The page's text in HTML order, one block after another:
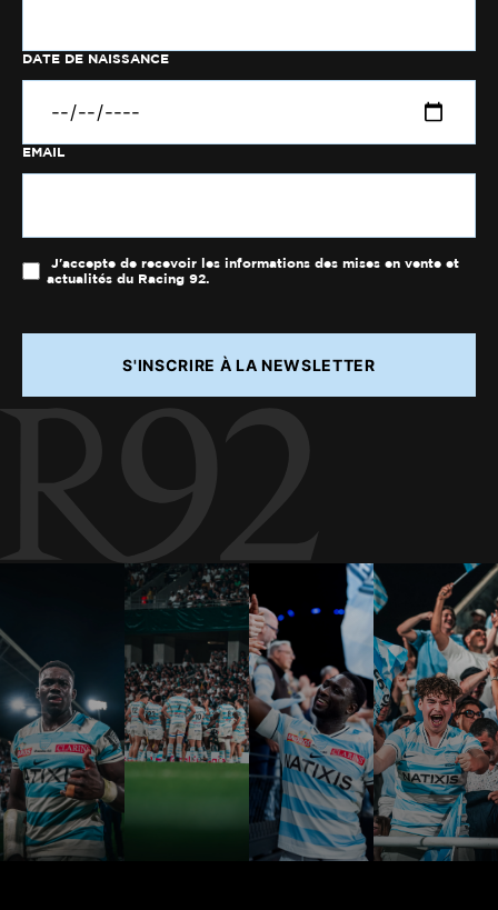
DATE DE NAISSANCE
EMAIL
J'accepte de recevoir les informations des mises en vente et
actualités du Racing 92.
S'INSCRIRE À LA NEWSLETTER